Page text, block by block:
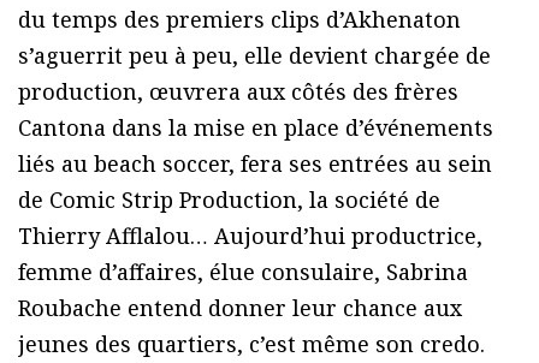
du temps des premiers clips d’Akhenaton
s’aguerrit peu à peu, elle devient chargée de
production, œuvrera aux côtés des frères
Cantona dans la mise en place d’événements
liés au beach soccer, fera ses entrées au sein
de Comic Strip Production, la société de
Thierry Afflalou… Aujourd’hui productrice,
femme d’affaires, élue consulaire, Sabrina
Roubache entend donner leur chance aux
jeunes des quartiers, c’est même son credo.